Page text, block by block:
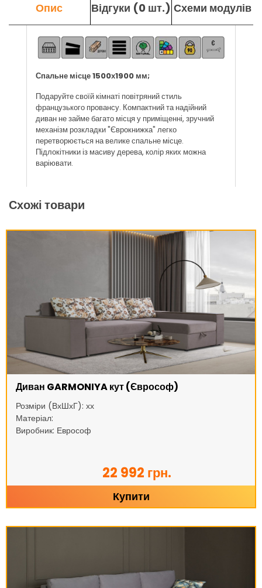
Опис Відгуки (0 шт.) Схеми модулів
Спальне місце 1500х1900 мм;
Подаруйте своїй кімнаті повітряний стиль
французького провансу. Компактний та надійний
диван не займе багато місця у приміщенні, зручний
механізм розкладки "Єврокнижка" легко
перетворюється на велике спальне місце.
Підлокітники із масиву дерева, колір яких можна
варіювати.
Схожі товари
Диван GARMONIYA кут (Єврософ)
Розміри (ВхШхГ): хх
Матеріал:
Виробник: Еврософ
22 992 грн.
Купити